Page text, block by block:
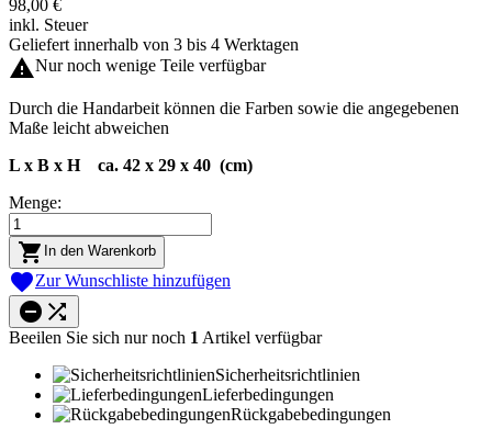
98,00 €
inkl. Steuer
Geliefert innerhalb von 3 bis 4 Werktagen
Nur noch wenige Teile verfügbar
Durch die Handarbeit können die Farben sowie die angegebenen
Maße leicht abweichen
L x B x H ca. 42 x 29 x 40 (cm)
Menge:
 In den Warenkorb
Zur Wunschliste hinzufügen
 
Beeilen Sie sich nur noch 1 Artikel verfügbar
Sicherheitsrichtlinien
Lieferbedingungen
Rückgabebedingungen